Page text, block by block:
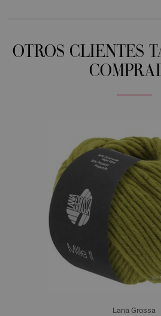
OTROS CLIENTES
Lana Grossa